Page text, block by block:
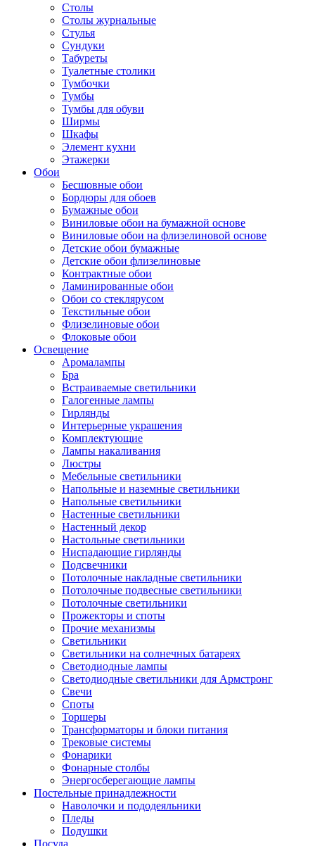
Столы
Столы журнальные
Стулья
Сундуки
Табуреты
Туалетные столики
Тумбочки
Тумбы
Тумбы для обуви
Ширмы
Шкафы
Элемент кухни
Этажерки
Обои
Бесшовные обои
Бордюры для обоев
Бумажные обои
Виниловые обои на бумажной основе
Виниловые обои на флизелиновой основе
Детские обои бумажные
Детские обои флизелиновые
Контрактные обои
Ламинированные обои
Обои со стеклярусом
Текстильные обои
Флизелиновые обои
Флоковые обои
Освещение
Аромалампы
Бра
Встраиваемые светильники
Галогенные лампы
Гирлянды
Интерьерные украшения
Комплектующие
Лампы накаливания
Люстры
Мебельные светильники
Напольные и наземные светильники
Напольные светильники
Настенные светильники
Настенный декор
Настольные светильники
Ниспадающие гирлянды
Подсвечники
Потолочные накладные светильники
Потолочные подвесные светильники
Потолочные светильники
Прожекторы и споты
Прочие механизмы
Светильники
Светильники на солнечных батареях
Светодиодные лампы
Светодиодные светильники для Армстронг
Свечи
Споты
Торшеры
Трансформаторы и блоки питания
Трековые системы
Фонарики
Фонарные столбы
Энергосберегающие лампы
Постельные принадлежности
Наволочки и пододеяльники
Пледы
Подушки
Посуда